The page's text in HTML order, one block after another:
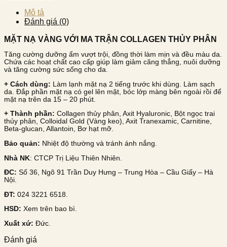
Mô tả
Đánh giá (0)
MẶT NẠ VÀNG VỚI MA TRẬN COLLAGEN THỦY PHÂN
Tăng cường dưỡng ẩm vượt trội, đồng thời làm mịn và đều màu da.
Chứa các hoạt chất cao cấp giúp làm giảm căng thẳng, nuôi dưỡng
và tăng cường sức sống cho da.
+ Cách dùng: Làm lạnh mặt nạ 2 tiếng trước khi dùng. Làm sạch
da. Đắp phần mặt nạ có gel lên mặt, bóc lớp màng bên ngoài rồi để
mặt nạ trên da 15 – 20 phút.
+ Thành phần: Collagen thủy phân, Axit Hyaluronic, Bột ngọc trai
thủy phân, Colloidal Gold (Vàng keo), Axit Tranexamic, Carnitine,
Beta-glucan, Allantoin, Bơ hạt mỡ.
Bảo quản: Nhiệt độ thường và tránh ánh nắng.
Nhà NK: CTCP Trị Liệu Thiên Nhiên.
ĐC: Số 36, Ngõ 91 Trần Duy Hưng – Trung Hòa – Cầu Giấy – Hà
Nội.
ĐT: 024 3221 6518.
HSD: Xem trên bao bì.
Xuất xứ: Đức.
Đánh giá